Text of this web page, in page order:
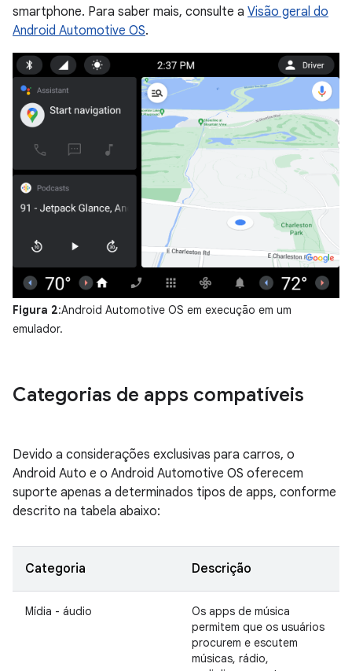
smartphone. Para saber mais, consulte a Visão geral do
Android Automotive OS.
Figura 2:Android Automotive OS em execução em um
emulador.
Categorias de apps compatíveis
Devido a considerações exclusivas para carros, o
Android Auto e o Android Automotive OS oferecem
suporte apenas a determinados tipos de apps, conforme
descrito na tabela abaixo:
Categoria Descrição
Mídia - áudio
Os apps de música
permitem que os usuários
procurem e escutem
músicas, rádio,